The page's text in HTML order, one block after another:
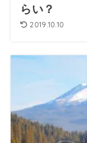
らい？
2019.10.10